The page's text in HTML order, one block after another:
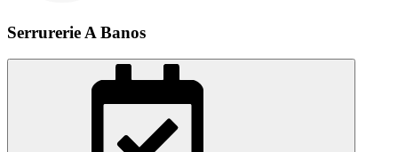
Serrurerie A Banos